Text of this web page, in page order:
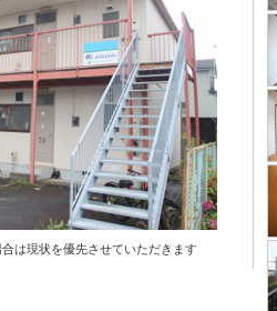
は現状を優先させていただきます